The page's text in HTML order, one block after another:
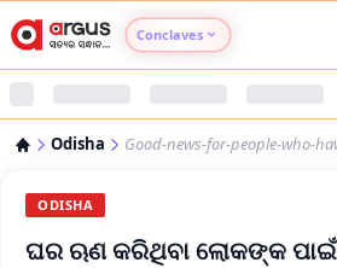
Conclaves
Argus Nari Shakti
Odisha Good-news-for-people-who-
ODISHA
ଘର ଋଣ କରିଥିବା ଲୋକଙ୍କ